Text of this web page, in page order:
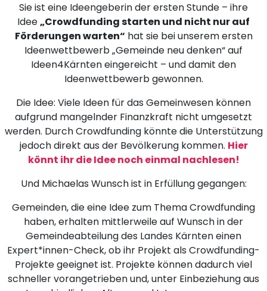
Sie ist eine Ideengeberin der ersten Stunde – ihre
Idee„Crowdfunding starten und nicht nur auf
Förderungen warten“ hat sie bei unserem ersten
Ideenwettbewerb „Gemeinde neu denken“ auf
Ideen4Kärnten eingereicht – und damit den
Ideenwettbewerb gewonnen.
Die Idee: Viele Ideen für das Gemeinwesen können
aufgrund mangelnder Finanzkraft nicht umgesetzt
werden. Durch Crowdfunding könnte die Unterstützung
jedoch direkt aus der Bevölkerung kommen. Hier
könnt ihr die Idee noch einmal nachlesen!
Und Michaelas Wunsch ist in Erfüllung gegangen:
Gemeinden, die eine Idee zum Thema Crowdfunding
haben, erhalten mittlerweile auf Wunsch in der
Gemeindeabteilung des Landes Kärnten einen
Expert*innen-Check, ob ihr Projekt als Crowdfunding-
Projekte geeignet ist. Projekte können dadurch viel
schneller vorangetrieben und, unter Einbeziehung aus